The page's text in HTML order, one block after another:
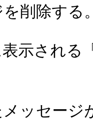
削除する
される「
セージ